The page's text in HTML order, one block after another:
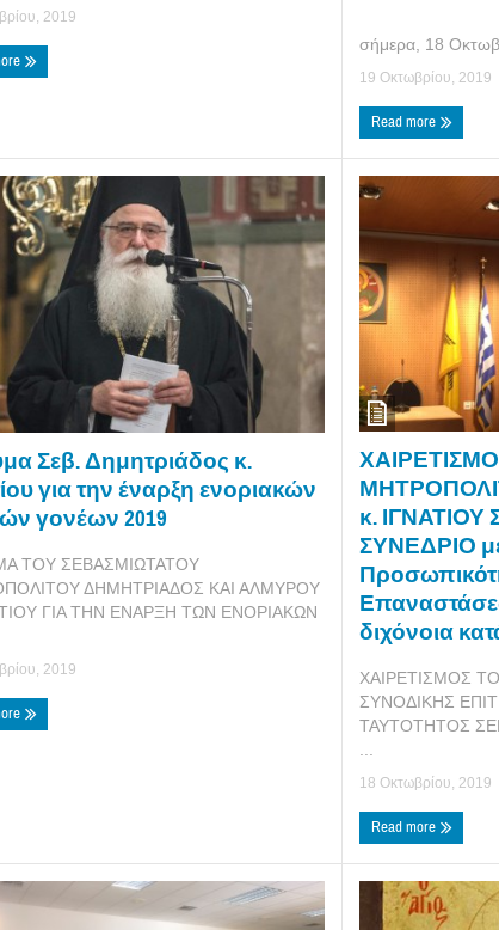
2019
σή­με­ρα, 18
19 Οκτωβρίου, 2019
Read more
Σεβ. Δημητριάδος κ.
για την έναρξη ενοριακών
γονέων 2019
ΤΟΥ ΣΕΒΑΣΜΙΩΤΑΤΟΥ
ΔΗΜΗΤΡΙΑΔΟΣ ΚΑΙ ΑΛΜΥΡΟΥ
ΓΙΑ ΤΗΝ ΕΝΑΡΞΗ ΤΩΝ ΕΝΟΡΙΑΚΩΝ
2019
κ.
ΣΥΝΕΔΡΙΟ
διχόνοια
ΧΑΙΡΕΤΙΣΜΟΣ
ΣΥΝΟΔΙΚΗΣ
ΤΑΥΤΟΤΗΤΟΣ
18 Οκτωβρίου, 2019
Read more